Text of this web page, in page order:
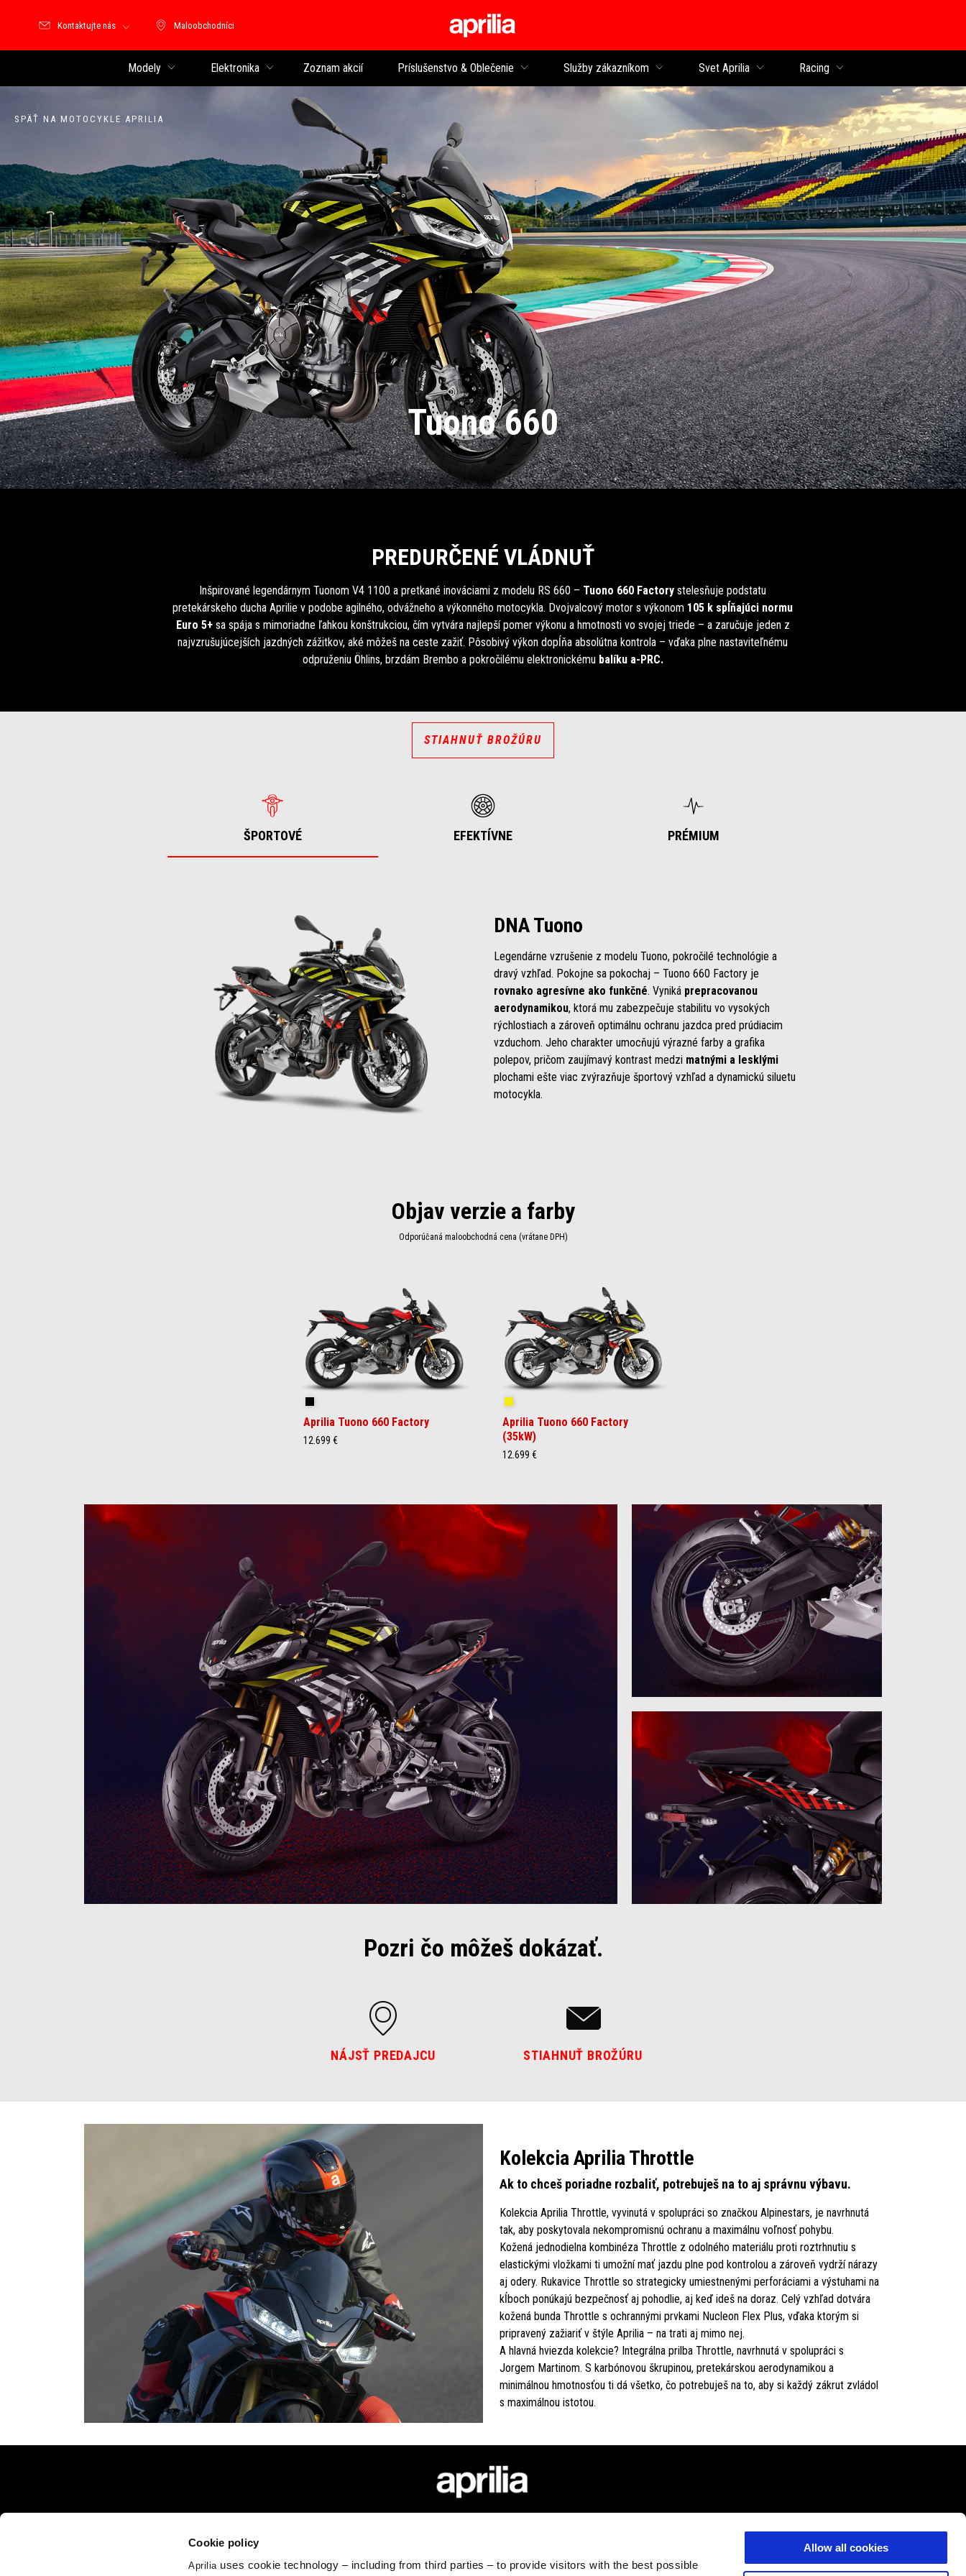
Cookie policy
Aprilia uses cookie technology – including from third parties – to provide visitors with the best possible
Allow all cookies
Maloobchodníci
Maloobchodníci
Kontaktujte nás
Modely Elektronika Zoznam akcií Príslušenstvo & Oblečenie Služby zákazníkom Svet Aprilia Racing
SPÄŤ NA MOTOCYKLE APRILIA
Tuono 660
PREDURČENÉ VLÁDNUŤ
Inšpirované legendárnym Tuonom V4 1100 a pretkané inováciami z modelu RS 660 – Tuono 660 Factory stelesňuje podstatu
pretekárskeho ducha Aprilie v podobe agilného, odvážneho a výkonného motocykla. Dvojvalcový motor s výkonom 105 k spĺňajúci normu
Euro 5+sa spája s mimoriadne ľahkou konštrukciou, čím vytvára najlepší pomer výkonu a hmotnosti vo svojej triede – a zaručuje jeden z
najvzrušujúcejších jazdných zážitkov, aké môžeš na ceste zažiť. Pôsobivý výkon dopĺňa absolútna kontrola – vďaka plne nastaviteľnému
odpruženiu Öhlins, brzdám Brembo a pokročilému elektronickému balíku a-PRC.
STIAHNUŤ BROŽÚRU
ŠPORTOVÉ EFEKTÍVNE PRÉMIUM
DNA Tuono
Legendárne vzrušenie z modelu Tuono, pokročilé technológie a
dravý vzhľad. Pokojne sa pokochaj – Tuono 660 Factory je
rovnako agresívne ako funkčné. Vyniká prepracovanou
aerodynamikou, ktorá mu zabezpečuje stabilitu vo vysokých
rýchlostiach a zároveň optimálnu ochranu jazdca pred prúdiacim
vzduchom. Jeho charakter umocňujú výrazné farby a grafika
polepov, pričom zaujímavý kontrast medzi matnými a lesklými
plochami ešte viac zvýrazňuje športový vzhľad a dynamickú siluetu
motocykla.
Objav verzie a farby
Odporúčaná maloobchodná cena (vrátane DPH)
Aprilia Tuono 660 Factory
12.699 €
Aprilia Tuono 660 Factory
(35kW)
12.699 €
Pozri čo môžeš dokázať.
NÁJSŤ PREDAJCU STIAHNUŤ BROŽÚRU
Kolekcia Aprilia Throttle
Ak to chceš poriadne rozbaliť, potrebuješ na to aj správnu výbavu.
Kolekcia Aprilia Throttle, vyvinutá v spolupráci so značkou Alpinestars, je navrhnutá
tak, aby poskytovala nekompromisnú ochranu a maximálnu voľnosť pohybu.
Kožená jednodielna kombinéza Throttle z odolného materiálu proti roztrhnutiu s
elastickými vložkami ti umožní mať jazdu plne pod kontrolou a zároveň vydrží nárazy
aj odery. Rukavice Throttle so strategicky umiestnenými perforáciami a výstuhami na
kĺboch ponúkajú bezpečnosť aj pohodlie, aj keď ideš na doraz. Celý vzhľad dotvára
kožená bunda Throttle s ochrannými prvkami Nucleon Flex Plus, vďaka ktorým si
pripravený zažiariť v štýle Aprilia – na trati aj mimo nej.
A hlavná hviezda kolekcie? Integrálna prilba Throttle, navrhnutá v spolupráci s
Jorgem Martinom. S karbónovou škrupinou, pretekárskou aerodynamikou a
minimálnou hmotnosťou ti dá všetko, čo potrebuješ na to, aby si každý zákrut zvládol
s maximálnou istotou.
Promo akcie
Merchandising
Wide Magazine
POPREDAJNÝ SERVIS A ÚDRŽBA
4-ročná záruka
CORPORATE
Wide Magazine
Piaggio Group